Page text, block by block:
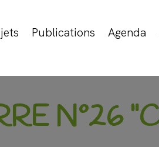
Publications Agenda
N°26